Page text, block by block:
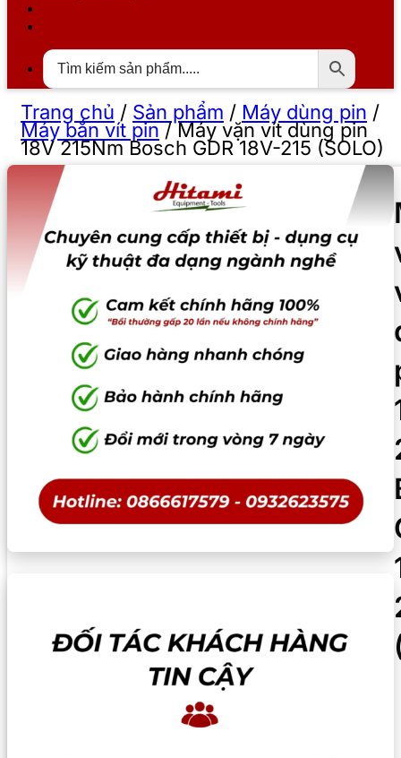
Trang chủ / Sản phẩm / Máy dùng pin /
Máy bắn vít pin/Máy vặn vít dùng pin
18V 215Nm Bosch GDR 18V-215 (SOLO)